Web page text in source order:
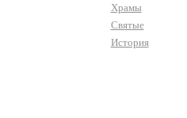
Храмы
Святые
История